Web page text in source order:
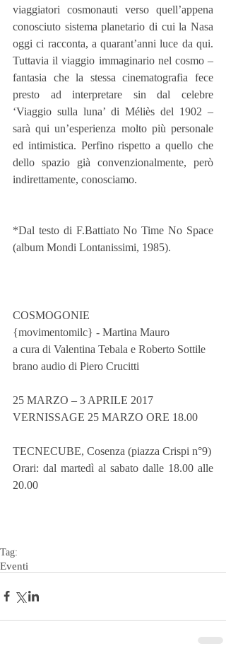
viaggiatori cosmonauti verso quell’appena
conosciuto sistema planetario di cui la Nasa
oggi ci racconta, a quarant’anni luce da qui.
Tuttavia il viaggio immaginario nel cosmo –
fantasia che la stessa cinematografia fece
presto ad interpretare sin dal celebre
‘Viaggio sulla luna’ di Méliès del 1902 –
sarà qui un’esperienza molto più personale
ed intimistica. Perfino rispetto a quello che
dello spazio già convenzionalmente, però
indirettamente, conosciamo.
*Dal testo di F.Battiato No Time No Space
(album Mondi Lontanissimi, 1985).
COSMOGONIE
{movimentomilc} - Martina Mauro
a cura di Valentina Tebala e Roberto Sottile
brano audio di Piero Crucitti
25 MARZO – 3 APRILE 2017
VERNISSAGE 25 MARZO ORE 18.00
TECNECUBE, Cosenza (piazza Crispi n°9)
Orari: dal martedì al sabato dalle 18.00 alle
20.00
Tag:
Eventi